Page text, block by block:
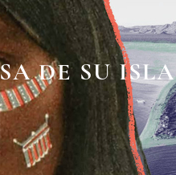
DE SU ISLA